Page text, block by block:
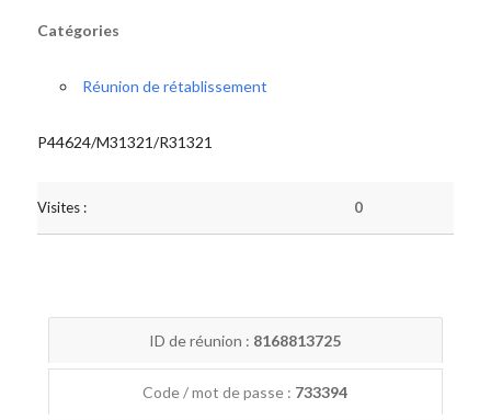
Catégories
Réunion de rétablissement
P44624/M31321/R31321
Visites : 0
ID de réunion : 8168813725
Code / mot de passe : 733394